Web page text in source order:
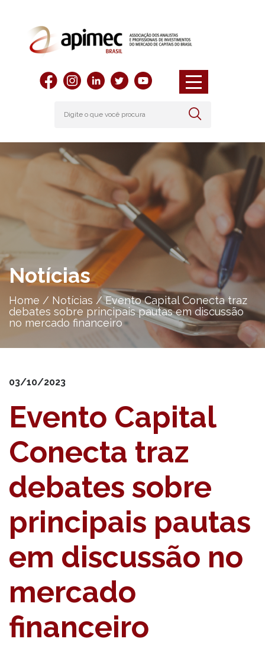
Notícias
Home / Notícias /Evento Capital Conecta traz
debates sobre principais pautas em discussão
no mercado financeiro
03/10/2023
Evento Capital
Conecta traz
debates sobre
principais pautas
em discussão no
mercado
financeiro